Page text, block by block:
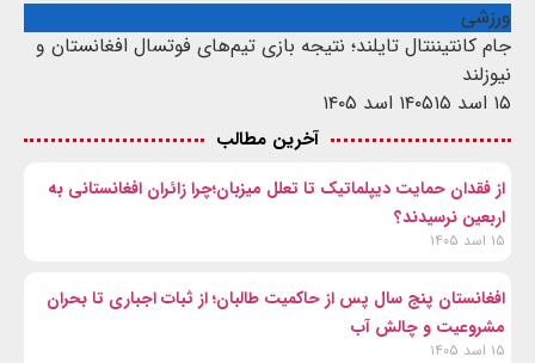
ورزشی
جام کانتیننتال تایلند؛ نتیجه بازی تیم‌های فوتسال افغانستان و
نیوزلند
۱۵ اسد ۱۴۰۵
۱۵ اسد ۱۴۰۵
آخرین مطالب
از فقدان حمایت دیپلماتیک تا تعلل میزبان؛چرا زائران افغانستانی به
اربعین نرسیدند؟
۱۵ اسد ۱۴۰۵
افغانستان پنج سال پس از حاکمیت طالبان؛ از ثبات اجباری تا بحران
مشروعیت و چالش آب
۱۵ اسد ۱۴۰۵